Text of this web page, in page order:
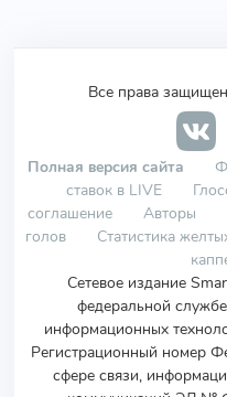
Все права
Полная версия сайта
ставок в LIVE
соглашение
Авторы
голов
Статистика
Сетевое издание
федеральной
информационных
Регистрационный номер
сфере связи,